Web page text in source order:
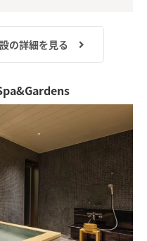
の詳細を見る